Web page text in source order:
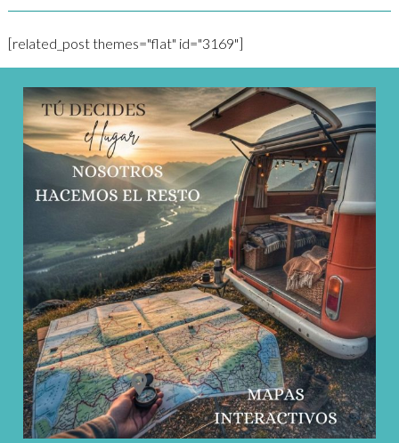
[related_post themes="flat" id="3169"]